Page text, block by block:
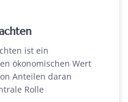
ist ein
ökonomischen Wert
Anteilen daran
Rolle